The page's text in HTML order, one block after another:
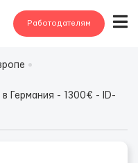
Работодателям
Германия - 1300€ - ID-